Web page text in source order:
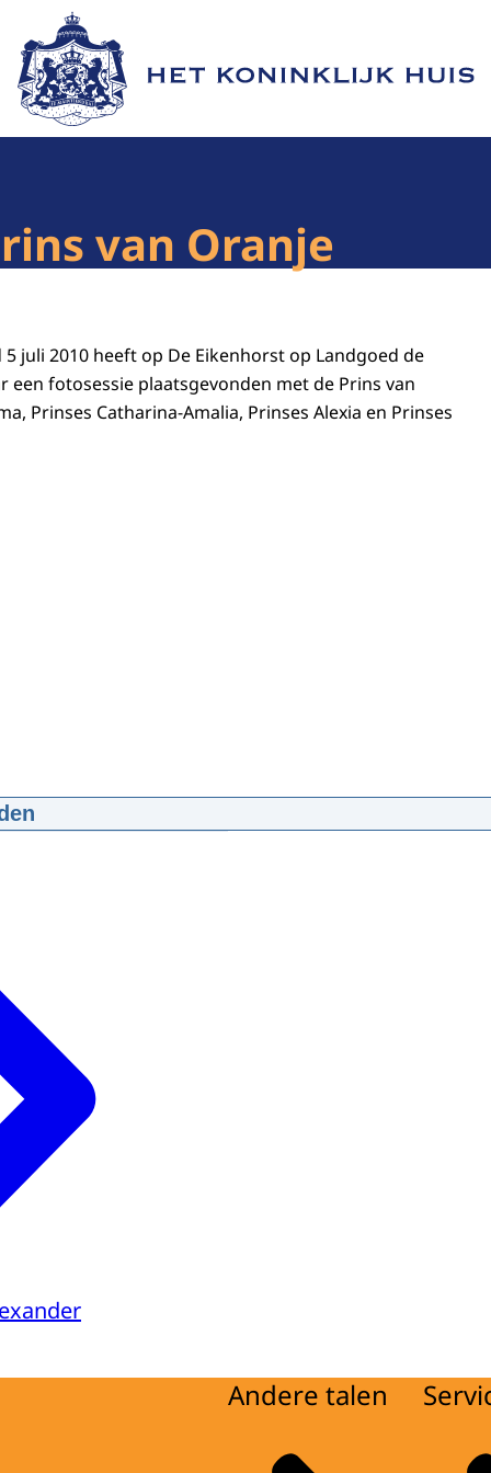
Naar de homepage van Het Koninklijk Huis
van Oranje
juli 2010 heeft op De Eikenhorst op Landgoed de
een fotosessie plaatsgevonden met de Prins van
Prinses Catharina-Amalia, Prinses Alexia en Prinses
Andere talen